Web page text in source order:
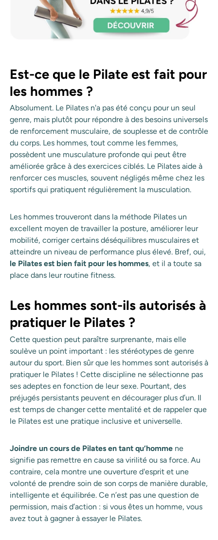
Est-ce que le Pilate est fait pour
les hommes ?
Absolument. Le Pilates n'a pas été conçu pour un seul
genre, mais plutôt pour répondre à des besoins universels
de renforcement musculaire, de souplesse et de contrôle
du corps. Les hommes, tout comme les femmes,
possèdent une musculature profonde qui peut être
améliorée grâce à des exercices ciblés. Le Pilates aide à
renforcer ces muscles, souvent négligés même chez les
sportifs qui pratiquent régulièrement la musculation.
Les hommes trouveront dans la méthode Pilates un
excellent moyen de travailler la posture, améliorer leur
mobilité, corriger certains déséquilibres musculaires et
atteindre un niveau de performance plus élevé. Bref, oui,
le Pilates est bien fait pour les hommes, et il a toute sa
place dans leur routine fitness.
Les hommes sont-ils autorisés à
pratiquer le Pilates ?
Cette question peut paraître surprenante, mais elle
soulève un point important : les stéréotypes de genre
autour du sport. Bien sûr que les hommes sont autorisés à
pratiquer le Pilates ! Cette discipline ne sélectionne pas
ses adeptes en fonction de leur sexe. Pourtant, des
préjugés persistants peuvent en décourager plus d’un. Il
est temps de changer cette mentalité et de rappeler que
le Pilates est une pratique inclusive et universelle.
Joindre un cours de Pilates en tant qu’homme ne
signifie pas remettre en cause sa virilité ou sa force. Au
contraire, cela montre une ouverture d'esprit et une
volonté de prendre soin de son corps de manière durable,
intelligente et équilibrée. Ce n’est pas une question de
permission, mais d’action : si vous êtes un homme, vous
avez tout à gagner à essayer le Pilates.